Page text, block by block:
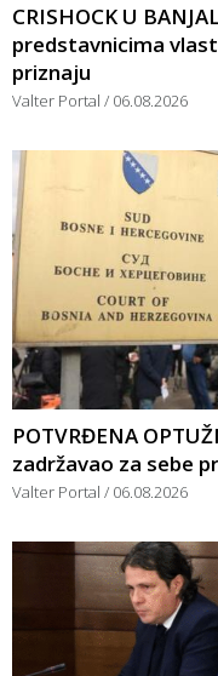
CRISHOCK U
predstavnicima
priznaju
Valter Portal 06.08.2026
POTVRĐENA
zadržavao za sebe
Valter Portal 06.08.2026